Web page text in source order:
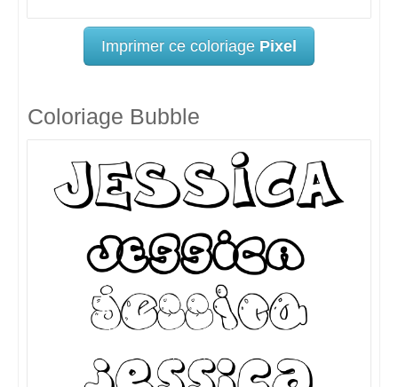
Imprimer ce coloriage Pixel
Coloriage Bubble